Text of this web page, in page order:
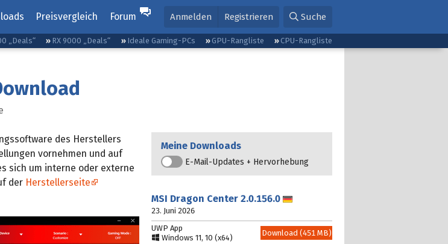
Preisvergleich Forum Anmelden Registrieren Suche
„Deals“ RX 9000 „Deals“ Ideale Gaming-PCs GPU-Rangliste CPU-Rangliste
des Herstellers
vornehmen und auf
sich um interne oder externe
der Herstellerseite
Meine Downloads
E-Mail-Updates + Hervorhebung
MSI Dragon Center 2.0.156.0
23. Juni 2026
UWP App
Windows 11, 10 (x64)
Download (451 MB)